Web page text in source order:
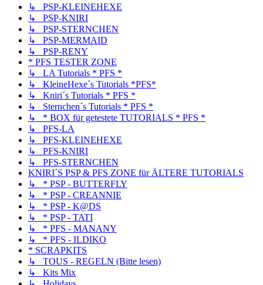
↳ PSP-KLEINEHEXE
↳ PSP-KNIRI
↳ PSP-STERNCHEN
↳ PSP-MERMAID
↳ PSP-RENY
* PFS TESTER ZONE
↳ LA Tutorials * PFS *
↳ KleineHexe´s Tutorials *PFS*
↳ Kniri´s Tutorials * PFS *
↳ Sternchen´s Tutorials * PFS *
↳ * BOX für getestete TUTORIALS * PFS *
↳ PFS-LA
↳ PFS-KLEINEHEXE
↳ PFS-KNIRI
↳ PFS-STERNCHEN
KNIRI´S PSP & PFS ZONE für ÄLTERE TUTORIALS
↳ * PSP - BUTTERFLY
↳ * PSP - CREANNIE
↳ * PSP - K@DS
↳ * PSP - TATI
↳ * PFS - MANANY
↳ * PFS - ILDIKO
* SCRAPKITS
↳ TOUS - REGELN (Bitte lesen)
↳ Kits Mix